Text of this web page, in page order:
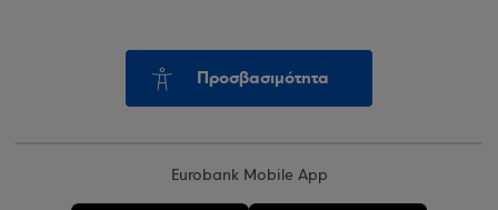
Προσβασιμότητα
Eurobank Mobile App